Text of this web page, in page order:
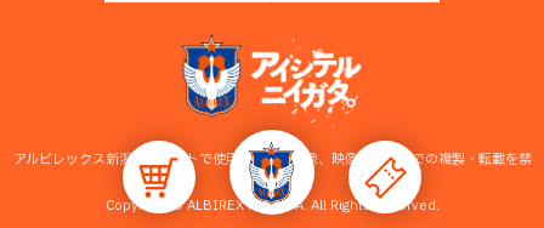
アルビレックス新潟公式サイトで使用している画像、映像等の無断での複製・転載を禁
止します。
Copyright © ALBIREX NIIGATA. All Rights Reserved.